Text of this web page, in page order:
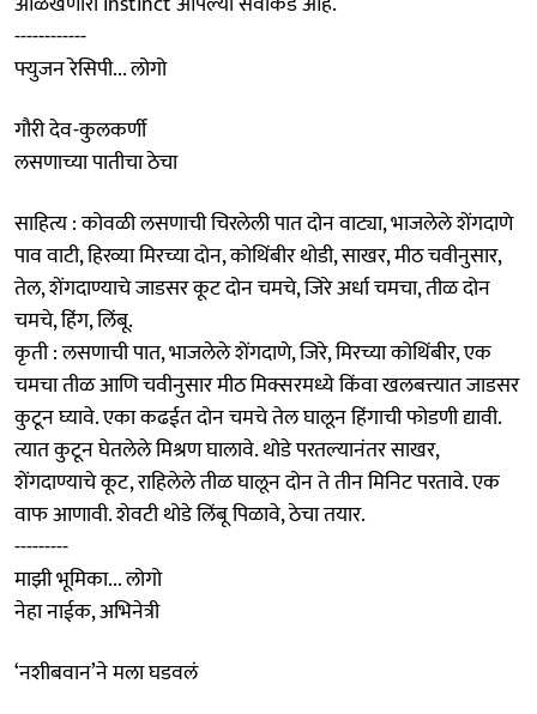
------------
फ्युजन रेसिपी... लोगो
गौरी देव-कुलकर्णी
लसणाच्या पातीचा ठेचा
साहित्य : कोवळी लसणाची चिरलेली पात दोन वाट्या, भाजलेले शेंगदाणे
पाव वाटी, हिरव्या मिरच्या दोन, कोथिंबीर थोडी, साखर, मीठ चवीनुसार,
तेल, शेंगदाण्याचे जाडसर कूट दोन चमचे, जिरे अर्धा चमचा, तीळ दोन
चमचे, हिंग, लिंबू.
कृती : लसणाची पात, भाजलेले शेंगदाणे, जिरे, मिरच्या कोथिंबीर, एक
चमचा तीळ आणि चवीनुसार मीठ मिक्सरमध्ये किंवा खलबत्त्यात जाडसर
कुटून घ्यावे. एका कढईत दोन चमचे तेल घालून हिंगाची फोडणी द्यावी.
त्यात कुटून घेतलेले मिश्रण घालावे. थोडे परतल्यानंतर साखर,
शेंगदाण्याचे कूट, राहिलेले तीळ घालून दोन ते तीन मिनिट परतावे. एक
वाफ आणावी. शेवटी थोडे लिंबू पिळावे, ठेचा तयार.
---------
माझी भूमिका... लोगो
नेहा नाईक, अभिनेत्री
‘नशीबवान’ने मला घडवलं